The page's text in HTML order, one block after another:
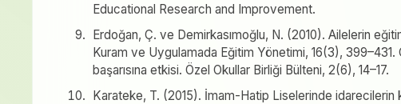
Educational Research and Improvement.
Erdoğan, Ç. ve Demirkasımoğlu, N. (2010). Ailelerin
Kuram ve Uygulamada Eğitim Yönetimi, 16(3),
başarısına etkisi. Özel Okullar Birliği Bülteni, 2(6), 14–17.
Karateke, T. (2015). İmam-Hatip Liselerinde idarecilerin